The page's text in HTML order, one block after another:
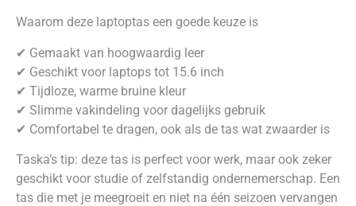
Waarom deze laptoptas een goede keuze is
✔ Gemaakt van hoogwaardig leer
✔ Geschikt voor laptops tot 15.6 inch
✔ Tijdloze, warme bruine kleur
✔ Slimme vakindeling voor dagelijks gebruik
✔ Comfortabel te dragen, ook als de tas wat zwaarder is
Taska’s tip: deze tas is perfect voor werk, maar ook zeker
geschikt voor studie of zelfstandig ondernemerschap. Een
tas die met je meegroeit en niet na één seizoen vervangen